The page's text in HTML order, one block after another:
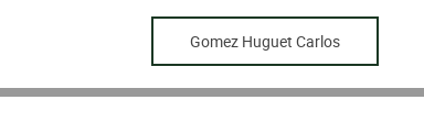
Gomez Huguet Carlos